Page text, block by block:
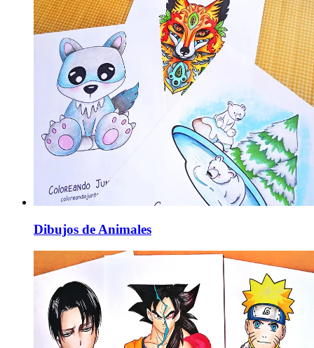
Dibujos de Animales